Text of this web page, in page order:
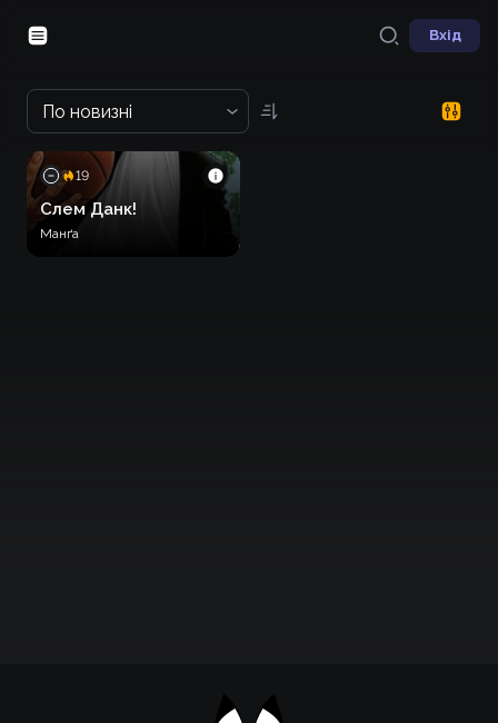
Вхід
По новизні
19
Слем Данк!
Манґа
крутих нововведень